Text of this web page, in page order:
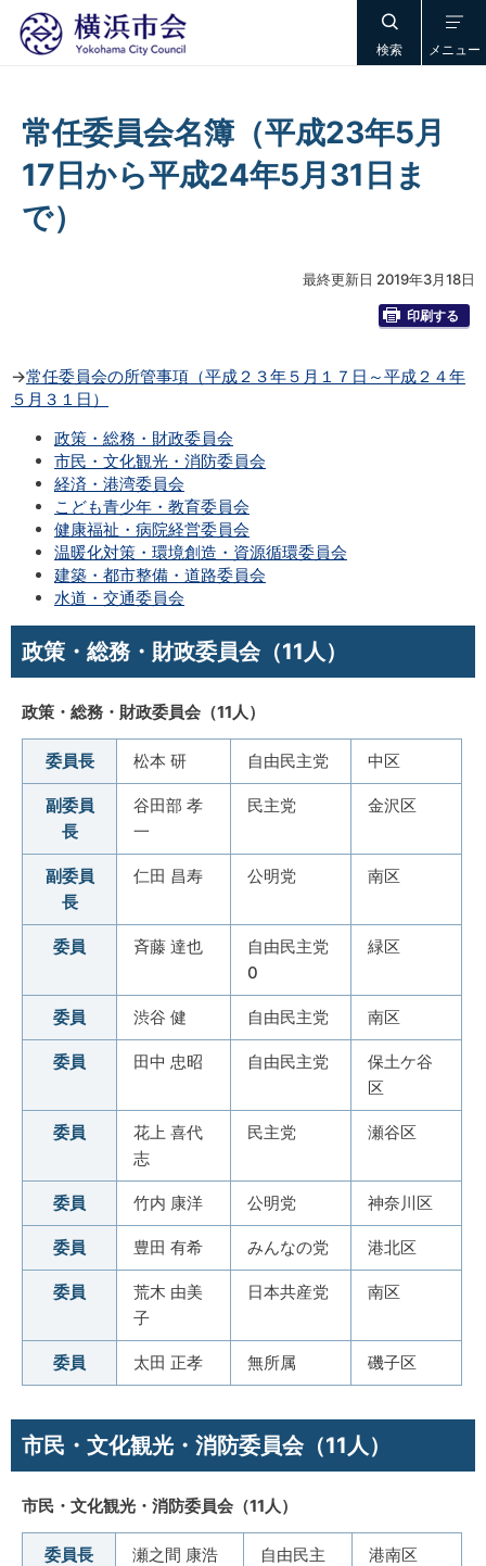
検索 メニュー
常任委員会名簿（平成23年5月
17日から平成24年5月31日ま
で）
最終更新日 2019年3月18日
印刷する
→常任委員会の所管事項（平成２３年５月１７日～平成２４年
５月３１日）
政策・総務・財政委員会
市民・文化観光・消防委員会
経済・港湾委員会
こども青少年・教育委員会
健康福祉・病院経営委員会
温暖化対策・環境創造・資源循環委員会
建築・都市整備・道路委員会
水道・交通委員会
政策・総務・財政委員会（11人）
政策・総務・財政委員会（11人）
委員長 松本 研 自由民主党 中区
副委員
長
谷田部 孝
一
民主党 金沢区
副委員
長
仁田 昌寿 公明党 南区
委員 斉藤 達也
自由民主党
0
緑区
委員 渋谷 健 自由民主党 南区
委員 田中 忠昭 自由民主党
保土ケ谷
区
委員
花上 喜代
志
民主党 瀬谷区
委員 竹内 康洋 公明党 神奈川区
委員 豊田 有希 みんなの党 港北区
委員
荒木 由美
子
日本共産党 南区
委員 太田 正孝 無所属 磯子区
市民・文化観光・消防委員会（11人）
市民・文化観光・消防委員会（11人）
委員長 瀬之間 康浩
自由民主
港南区